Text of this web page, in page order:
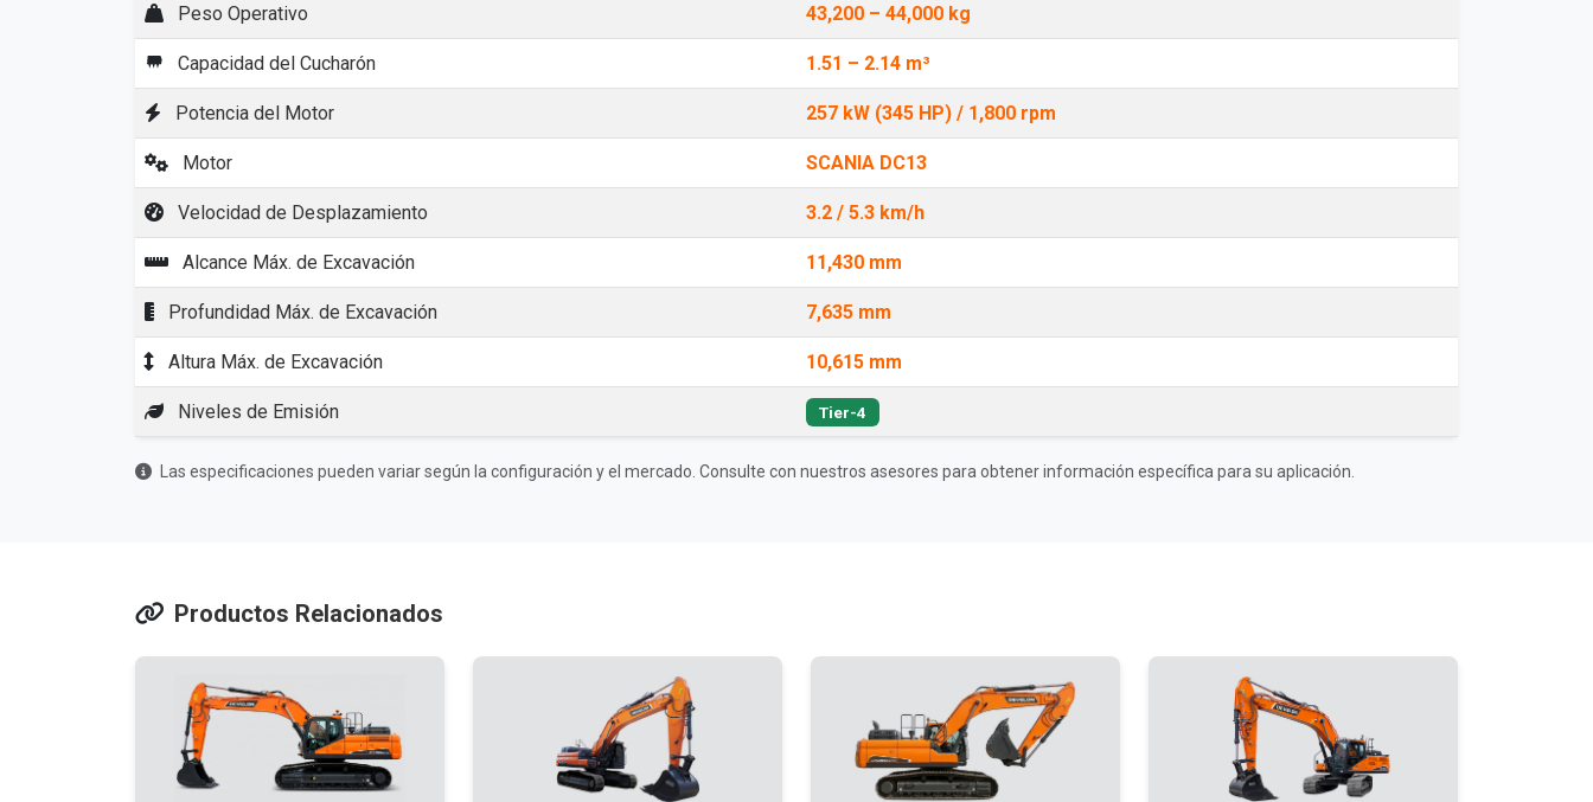
Peso Operativo 43,200 – 44,000 kg
Capacidad del Cucharón 1.51 – 2.14 m³
Potencia del Motor 257 kW (345 HP) / 1,800 rpm
Motor SCANIA DC13
Velocidad de Desplazamiento 3.2 / 5.3 km/h
Alcance Máx. de Excavación 11,430 mm
Profundidad Máx. de Excavación 7,635 mm
Altura Máx. de Excavación 10,615 mm
Niveles de Emisión Tier-4
Las especificaciones pueden variar según la configuración y el mercado. Consulte con nuestros asesores para obtener información específica para su aplicación.
Productos Relacionados